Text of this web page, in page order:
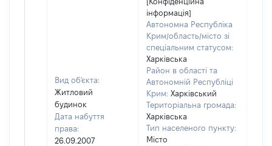
Вид об'єкта:
Житловий
будинок
Дата набуття
права:
26.09.2007
інформація]
Автономна Республіка
Крим/область/місто зі
спеціальним статусом:
Харківська
Район в області та
Автономній Республіці
Крим: Харківський
Територіальна громада:
Харківська
Тип населеного пункту:
Місто